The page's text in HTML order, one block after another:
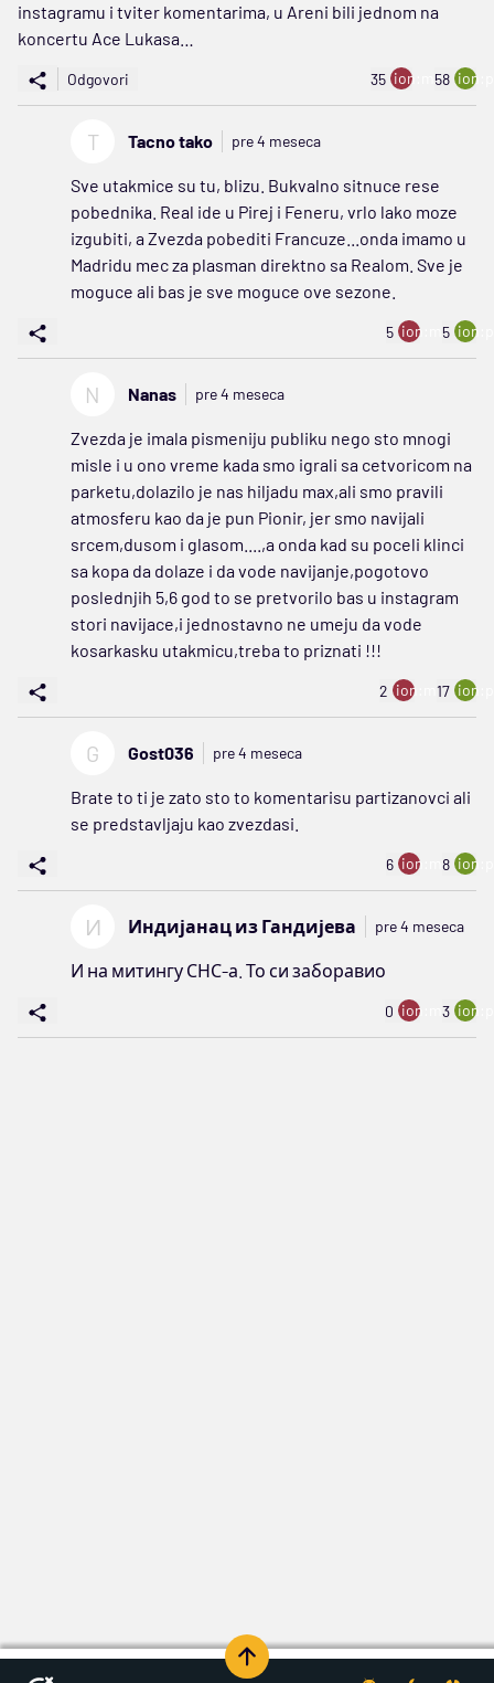
instagramu i tviter komentarima, u Areni bili jednom na
koncertu Ace Lukasa…
Odgovori 35 ion:minus
58
T Tacno tako pre 4 meseca
Sve utakmice su tu, blizu. Bukvalno sitnuce rese
pobednika. Real ide u Pirej i Feneru, vrlo lako moze
izgubiti, a Zvezda pobediti Francuze...onda imamo u
Madridu mec za plasman direktno sa Realom. Sve je
moguce ali bas je sve moguce ove sezone.
5 ion:minus
5
N Nanas pre 4 meseca
Zvezda je imala pismeniju publiku nego sto mnogi
misle i u ono vreme kada smo igrali sa cetvoricom na
parketu,dolazilo je nas hiljadu max,ali smo pravili
atmosferu kao da je pun Pionir, jer smo navijali
srcem,dusom i glasom....,a onda kad su poceli klinci
sa kopa da dolaze i da vode navijanje,pogotovo
poslednjih 5,6 god to se pretvorilo bas u instagram
stori navijace,i jednostavno ne umeju da vode
kosarkasku utakmicu,treba to priznati !!!
2 ion:minus
17
G Gost036 pre 4 meseca
Brate to ti je zato sto to komentarisu partizanovci ali
se predstavljaju kao zvezdasi.
6 ion:minus
8
И Индијанац из Гандијева pre 4 meseca
И на митингу СНС-а. То си заборавио
0 ion:minus
3